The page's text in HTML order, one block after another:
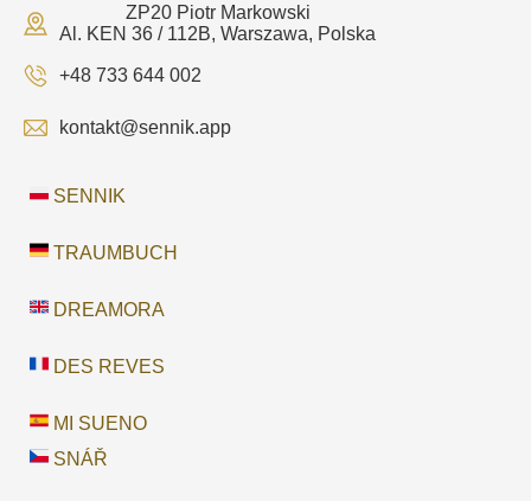
ZP20 Piotr Markowski
Al. KEN 36 / 112B, Warszawa, Polska
+48 733 644 002
kontakt@sennik.app
SENNIK
TRAUMBUCH
DREAMORA
DES REVES
MI SUENO
SNÁŘ